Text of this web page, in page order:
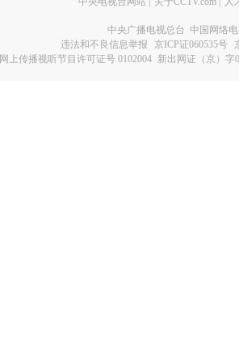
中央广播电视总台 中国网络
违法和不良信息举报
京ICP证060535号
网上传播视听节目许可证号 0102004 新出网证（京）